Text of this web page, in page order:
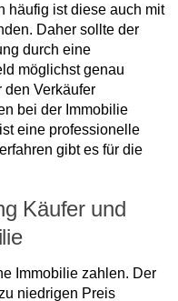
häufig ist diese auch mit
Daher sollte der
durch eine
möglichst genau
den Verkäufer
bei der Immobilie
eine professionelle
gibt es für die
Käufer und
Immobilie zahlen. Der
niedrigen Preis